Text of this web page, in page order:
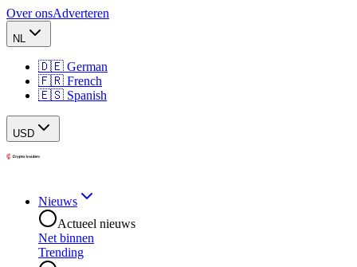
Over onsAdverteren
NL
🇩🇪 German
🇫🇷 French
🇪🇸 Spanish
USD
Nieuws
Actueel nieuws
Net binnen
Trending